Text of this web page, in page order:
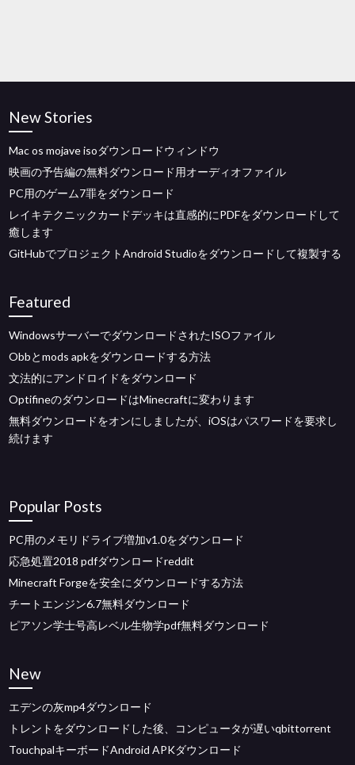
New Stories
Mac os mojave isoダウンロードウィンドウ
映画の予告編の無料ダウンロード用オーディオファイル
PC用のゲーム7罪をダウンロード
レイキテクニックカードデッキは直感的にPDFをダウンロードして
癒します
GitHubでプロジェクトAndroid Studioをダウンロードして複製する
Featured
WindowsサーバーでダウンロードされたISOファイル
Obbとmods apkをダウンロードする方法
文法的にアンドロイドをダウンロード
OptifineのダウンロードはMinecraftに変わります
無料ダウンロードをオンにしましたが、iOSはパスワードを要求し
続けます
Popular Posts
PC用のメモリドライブ増加v1.0をダウンロード
応急処置2018 pdfダウンロードreddit
Minecraft Forgeを安全にダウンロードする方法
チートエンジン6.7無料ダウンロード
ピアソン学士号高レベル生物学pdf無料ダウンロード
New
エデンの灰mp4ダウンロード
トレントをダウンロードした後、コンピュータが遅いqbittorrent
TouchpalキーボードAndroid APKダウンロード